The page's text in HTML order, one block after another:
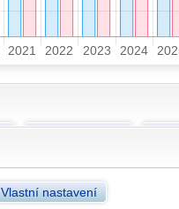
Vlastní nastavení